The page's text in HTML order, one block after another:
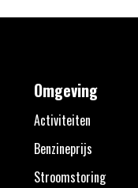
Omgeving
Activiteiten
Benzineprijs
Stroomstoring